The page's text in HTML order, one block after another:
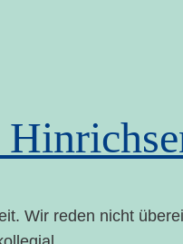
Wir reden nicht